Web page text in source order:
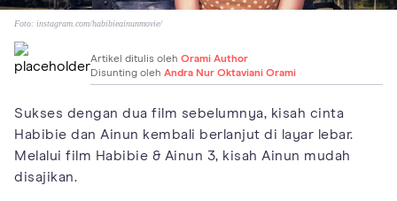
Foto: instagram.com/habibieainunmovie/
Artikel ditulis oleh Orami Author
Disunting oleh Andra Nur Oktaviani Orami
Sukses dengan dua film sebelumnya, kisah cinta
Habibie dan Ainun kembali berlanjut di layar lebar.
Melalui film Habibie & Ainun 3, kisah Ainun mudah
disajikan.